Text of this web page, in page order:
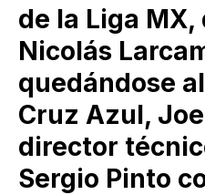
de la Liga MX,
Nicolás
quedándose
Cruz Azul,
director
Sergio Pinto